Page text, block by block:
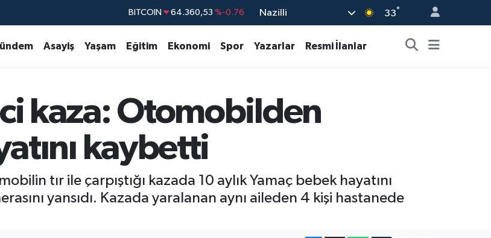
BITCOIN 64.360,53 %-0.76
GRAM ALTIN %1.44
BİST100 13.887 %64
Nazilli 33°
Asayiş Yaşam Eğitim Ekonomi Spor Yazarlar Resmi İlanlar
kaza: Otomobilden
kaybetti
tır ile çarpıştığı kazada 10 aylık Yamaç bebek hayatını
yansıdı. Kazada yaralanan aynı aileden 4 kişi hastanede